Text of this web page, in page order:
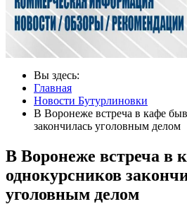
Вы здесь:
Главная
Новости Бутурлиновки
В Воронеже встреча в кафе
закончилась уголовным делом
В Воронеже встреча в
однокурсников
уголовным делом